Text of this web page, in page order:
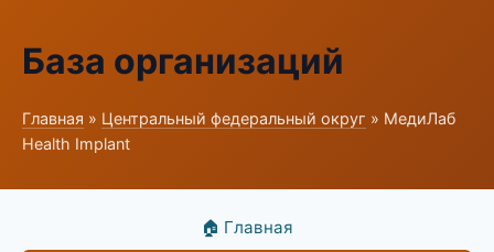
База организаций
Главная » Центральный федеральный округ » МедиЛаб
Health Implant
🏠 Главная